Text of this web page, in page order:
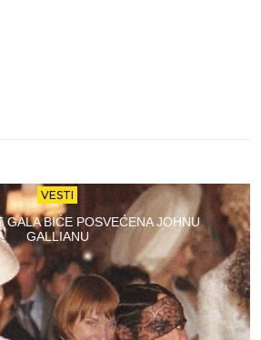
VESTI
GALA BIĆE POSVEĆENA JOHNU
GALLIANU